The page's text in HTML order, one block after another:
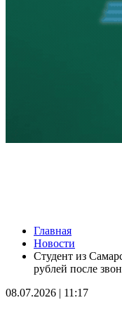
В Кошкинском районе
территорий
08.08.2026 | 08:07
+32 °C и вечерний
08.08.2026 | 07:08
Главная
Новости
Студент из
рублей после
08.07.2026 | 11:17